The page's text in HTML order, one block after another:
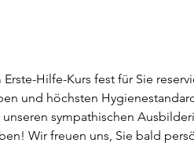
Hilfe-Kurs fest für Sie
und höchsten
sympathischen
Wir freuen uns, Sie bald